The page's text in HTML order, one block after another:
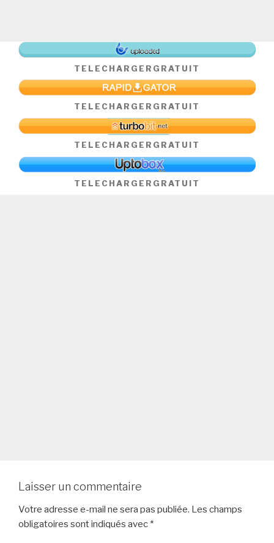
TELECHARGER GRATUIT
TELECHARGER GRATUIT
TELECHARGER GRATUIT
TELECHARGER GRATUIT
Laisser un commentaire
Votre adresse e-mail ne sera pas publiée. Les champs
obligatoires sont indiqués avec *